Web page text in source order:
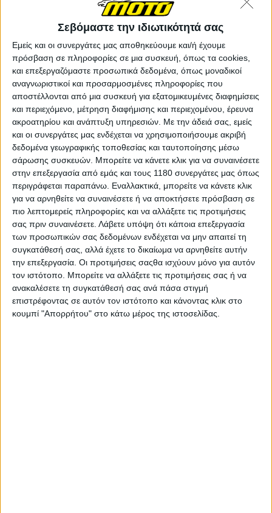
Σεβόμαστε την ιδιωτικότητά σας
Εμείς και οι συνεργάτες μας αποθηκεύουμε και/ή έχουμε
πρόσβαση σε πληροφορίες σε μια συσκευή, όπως τα cookies,
και επεξεργαζόμαστε προσωπικά δεδομένα, όπως μοναδικοί
αναγνωριστικοί και προσαρμοσμένες πληροφορίες που
αποστέλλονται από μια συσκευή για εξατομικευμένες διαφημίσεις
και περιεχόμενο, μέτρηση διαφήμισης και περιεχομένου, έρευνα
ακροατηρίου και ανάπτυξη υπηρεσιών. Με την άδειά σας, εμείς
και οι συνεργάτες μας ενδέχεται να χρησιμοποιήσουμε ακριβή
δεδομένα γεωγραφικής τοποθεσίας και ταυτοποίησης μέσω
σάρωσης συσκευών. Μπορείτε να κάνετε κλικ για να συναινέσετε
στην επεξεργασία από εμάς και τους 1180 συνεργάτες μας όπως
περιγράφεται παραπάνω. Εναλλακτικά, μπορείτε να κάνετε κλικ
για να αρνηθείτε να συναινέσετε ή να αποκτήσετε πρόσβαση σε
πιο λεπτομερείς πληροφορίες και να αλλάξετε τις προτιμήσεις
σας πριν συναινέσετε. Λάβετε υπόψη ότι κάποια επεξεργασία
των προσωπικών σας δεδομένων ενδέχεται να μην απαιτεί τη
συγκατάθεσή σας, αλλά έχετε το δικαίωμα να αρνηθείτε αυτήν
την επεξεργασία. Οι προτιμήσεις σαςθα ισχύουν μόνο για αυτόν
τον ιστότοπο. Μπορείτε να αλλάξετε τις προτιμήσεις σας ή να
ανακαλέσετε τη συγκατάθεσή σας ανά πάσα στιγμή
επιστρέφοντας σε αυτόν τον ιστότοπο και κάνοντας κλικ στο
κουμπί "Απορρήτου" στο κάτω μέρος της ιστοσελίδας.
Ελληνική Ταχύτητα 21/4/2026
Αντώνης Βεντούρας: Ξεκίνημα με νίκη και βάθρο
στο Βαλκανικό Πρωτάθλημα
Ο Αντώνης Βεντούρας ήταν εξαιρετικός στον διπλό αγώνα
του Πανελληνίου Πρωταθλήματος που διεξήχθη στην πίστα
των Σερρών μαζί με το Βαλκανικό Πρωτάθλημα,
πετυχαίνοντας μία νίκη και μία δεύτερη θέση στην...
Υπόλοιπα πρωταθλήματα
Αντώνης Βεντούρας - Δυο νίκες στις Σέρρες και 2η
θέση στην τελική βαθμολογία CFMOTO300 του BMU
Ο Αντώνης Βεντούρας, που αγωνίζεται στην κατηγορία
CFMOTO300 του Βαλκανικού Πρωταθλήματος BM...
Υπόλοιπα πρωταθλήματα
Αντώνης Βεντούρας - Δυο πρώτες θέσεις στη
Ρουμανία για το MOTO RC 2024 [VIDEO]
Παρότι η πίστα για τον Βεντούρα ήταν “καινούργια” -σε
αντίθετη φορά απ’ ότι συνήθως- ο Έλληνας ...